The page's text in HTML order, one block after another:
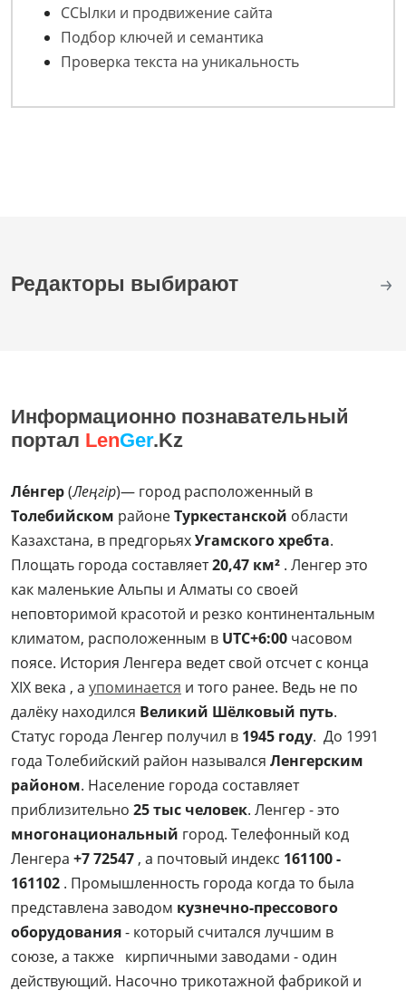
ССЫлки и продвижение сайта
Подбор ключей и семантика
Проверка текста на уникальность
Редакторы выбирают
Информационно познавательный
портал LenGer.Kz
Ле́нгер(Леңгір)— город расположенный в
Толебийском районеТуркестанской области
Казахстана, в предгорьяхУгамского хребта.
Площать города составляет20,47 км² . Ленгер это
как маленькие Альпы и Алматы со своей
неповторимой красотой и резко континентальным
климатом, расположенным в UTC+6:00 часовом
поясе. История Ленгера ведет свой отсчет с конца
XIX века , а упоминается и того ранее. Ведь не по
далёку находился Великий Шёлковый путь.
Статус города Ленгер получил в 1945 году. До 1991
года Толебийский район назывался Ленгерским
районом. Население города составляет
приблизительно 25 тыс человек. Ленгер - это
многонациональный город. Телефонный код
Ленгера +7 72547 , а почтовый индекс 161100 -
161102 . Промышленность города когда то была
представлена заводом кузнечно-прессового
оборудования- который считался лучшим в
союзе, а также кирпичными заводами - один
действующий. Насочно трикотажной фабрикой и